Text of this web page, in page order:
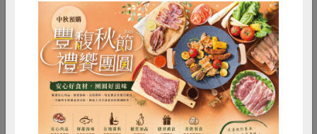
惜食 RPET 食譜 減硝酸鹽
雞蛋 食安 共同購買